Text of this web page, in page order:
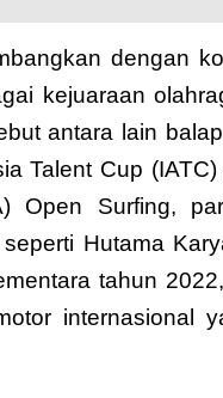
dengan
kejuaraan
antara lain
Talent Cup
Open Surfing,
Hutama
tahun
internasional